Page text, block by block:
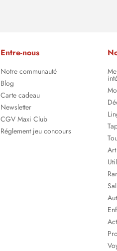
Entre-nous
Notre communauté
Blog
Carte cadeau
Newsletter
CGV Maxi Club
Réglement jeu concours